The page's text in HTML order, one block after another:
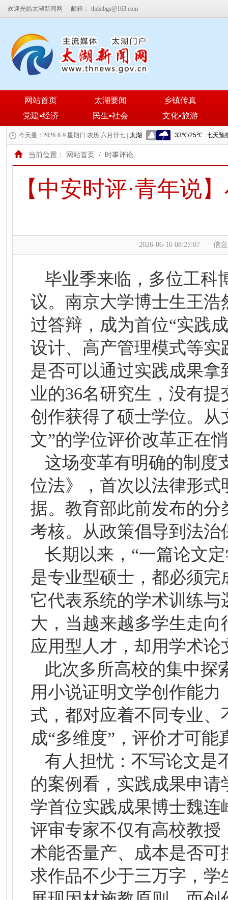
欢迎光临太湖新闻网 邮箱： thdstbgs@163.com
网站首页 太湖要闻
乡镇传真
党建▪经济
民生▪社会 文化▪旅游
今天是：2026-8-9 星期日 农历 六月廿七 |
当前位置： 网站首页 / 时事评论
【中安时评·青年说
2026-06-16 08:27:07 信
毕业季来临，多位工科
议。南京大学博士生王
过答辩，成为首位“实践
设计、高产管理模式等
是否可以通过实践成果
业的36名研究生，没有
创作获得了硕士学位。
文”的学位评价改革正在
这场变革有明确的制度
位法》，首次以法律形式
据。教育部此前发布的
考核。从政策倡导到法
长期以来，“一篇论文
是专业型硕士，都必须
它代表系统的学术训练
大，当越来越多学生走
应用型人才，却用学术论
此次多所高校的集中探
用小说证明文学创作能
式，都对应着不同专业、
成“多维度”，评价才可
有人担忧：不写论文是
的案例看，实践成果申
学首位实践成果博士魏
评审专家不仅有高校教
术能否量产、成本是否
求作品不少于三万字，